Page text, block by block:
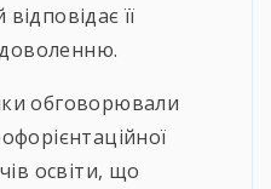
її
обговорювали
освіти, що